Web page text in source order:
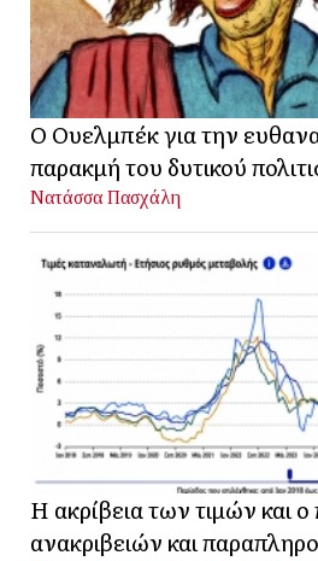
Ο Ουελμπέκ για την
παρακμή του δυτικού
Νατάσσα Πασχάλη
Η ακρίβεια των τιμών και
ανακριβειών και